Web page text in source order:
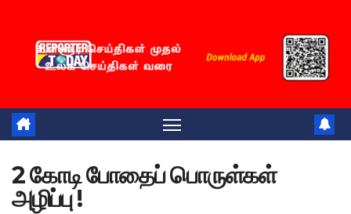
2 கோடி போதைப் பொருள்கள்
அழிப்பு !